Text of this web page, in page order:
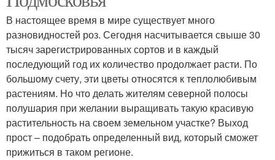
В настоящее время в мире существует много
разновидностей роз. Сегодня насчитывается свыше 30
тысяч зарегистрированных сортов и в каждый
последующий год их количество продолжает расти. По
большому счету, эти цветы относятся к теплолюбивым
растениям. Но что делать жителям северной полосы
полушария при желании выращивать такую красивую
растительность на своем земельном участке? Выход
прост – подобрать определенный вид, который сможет
прижиться в таком регионе.